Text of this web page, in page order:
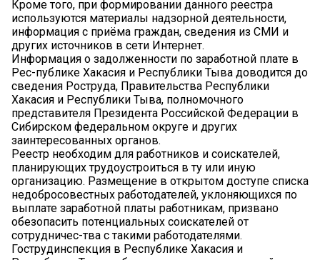
Кроме того, при формировании данного реестра
используются материалы надзорной деятельности,
информация с приёма граждан, сведения из СМИ и
других источников в сети Интернет.
Информация о задолженности по заработной плате в
Рес-публике Хакасия и Республики Тыва доводится до
сведения Роструда, Правительства Республики
Хакасия и Республики Тыва, полномочного
представителя Президента Российской Федерации в
Сибирском федеральном округе и других
заинтересованных органов.
Реестр необходим для работников и соискателей,
планирующих трудоустроиться в ту или иную
организацию. Размещение в открытом доступе списка
недобросовестных работодателей, уклоняющихся по
выплате заработной платы работникам, призвано
обезопасить потенциальных соискателей от
сотрудничес-тва с такими работодателями.
Гострудинспекция в Республике Хакасия и